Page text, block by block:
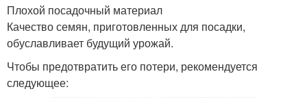
Плохой посадочный материал
Качество семян, приготовленных для посадки,
обуславливает будущий урожай.
Чтобы предотвратить его потери, рекомендуется
следующее: